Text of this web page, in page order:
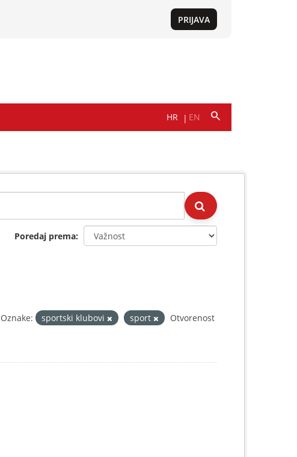
Poredaj prema
Oznake: sportski klubovi sport
Otvorenost